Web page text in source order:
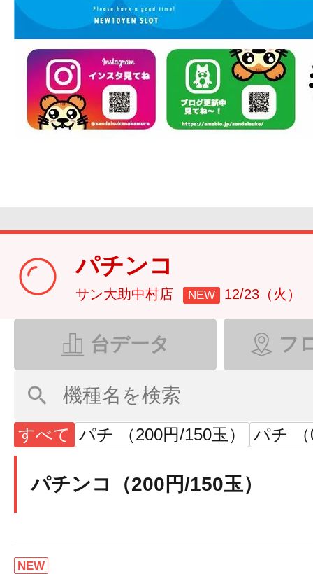
パチンコ
サン大助中村店 NEW 12/23（火）
台データ フ
すべて パチ （200円/150玉） パチ
パチンコ（200円/150玉）
NEW